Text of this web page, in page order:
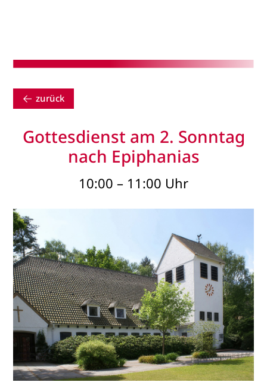
zurück
Gottesdienst am 2. Sonntag
nach Epiphanias
10:00 – 11:00 Uhr